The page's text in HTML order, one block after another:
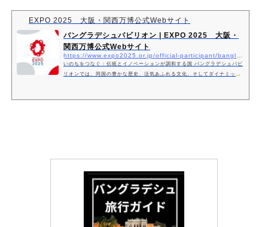
EXPO 2025 大阪・関西万博公式Webサイト
バングラデシュパビリオン | EXPO 2025 大阪・
関西万博公式Webサイト
https://www.expo2025.or.jp/official-participant/bangladesh/
いのちをつなぐ：伝統とイノベーションが調和する国 バングラデシュパビ
リオンでは、同国の豊かな歴史、活気あふれる文化、そしてダイナミック